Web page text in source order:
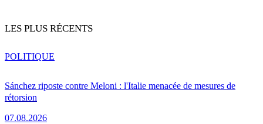
LES PLUS RÉCENTS
Sánchez riposte contre Meloni : l'Italie menacée de mesures de
rétorsion
07.08.2026
POLITIQUE